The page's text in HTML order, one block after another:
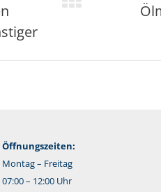
Nächster
Öffnungszeiten:
Montag – Freitag
07:00 – 12:00 Uhr